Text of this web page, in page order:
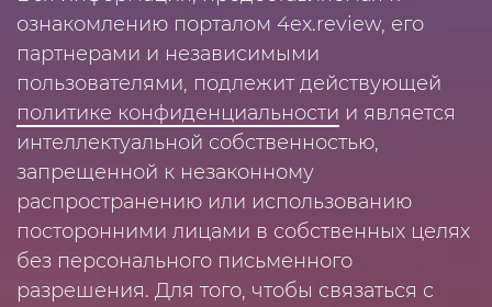
ознакомлению порталом 4ex.review, его
партнерами и независимыми
пользователями, подлежит действующей
политике конфиденциальности и является
интеллектуальной собственностью,
запрещенной к незаконному
распространению или использованию
посторонними лицами в собственных целях
без персонального письменного
разрешения. Для того, чтобы связаться с